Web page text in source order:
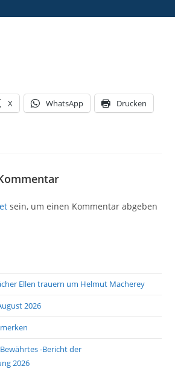
X WhatsApp Drucken
sein, um einen Kommentar abgeben
Ellen trauern um Helmut Macherey
2026
-Bericht der
2026